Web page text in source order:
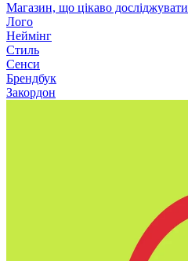
Магазин, що цікаво досліджувати
Лого
Неймінг
Стиль
Сенси
Брендбук
Закордон